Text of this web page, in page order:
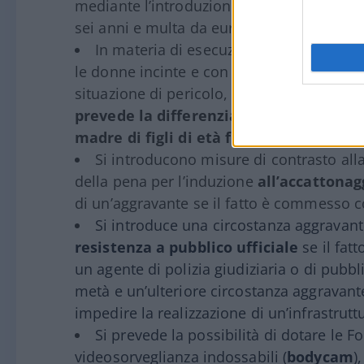
mediante l’introduzione di una specifica
sei anni e multa da euro 700 a euro 3.000.
In materia di esecuzione della pena,
le donne incinte e con prole e se ne
situazione di pericolo, di eccezionale
prevede la differenziazione nelle
madre di figli di età fino a 1 anno e
Si introducono misure di contrasto
della pena per l’induzione
di un’aggravante se il fatto è commesso
Si introduce una circostanza
resistenza a pubblico ufficiale se il
un agente di polizia giudiziaria o di
metà e un’ulteriore circostanza
impedire la realizzazione di
Si prevede la possibilità di dotare le
videosorveglianza indossabili (bodycam